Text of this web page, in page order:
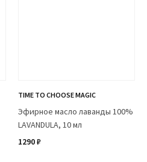
TIME TO CHOOSE MAGIC
Эфирное масло лаванды 100%
LAVANDULA, 10 мл
1290 ₽